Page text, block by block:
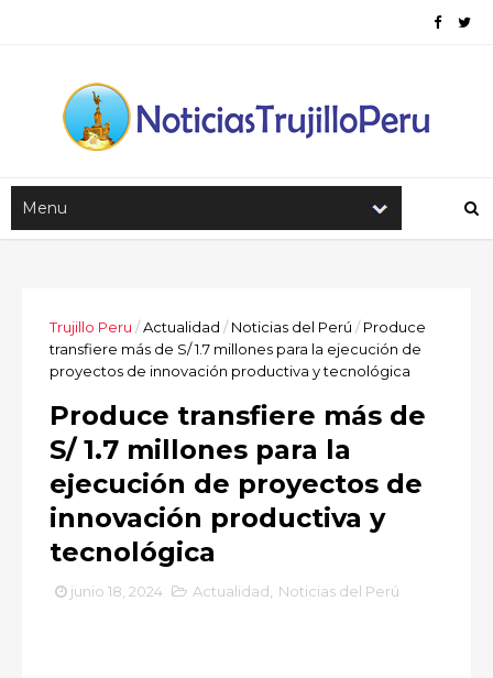
Trujillo Peru /Actualidad / Noticias del Perú / Produce
transfiere más de S/ 1.7 millones para la ejecución de
proyectos de innovación productiva y tecnológica
Produce transfiere más de
S/ 1.7 millones para la
ejecución de proyectos de
innovación productiva y
tecnológica
junio 18, 2024 Actualidad Noticias del Perú